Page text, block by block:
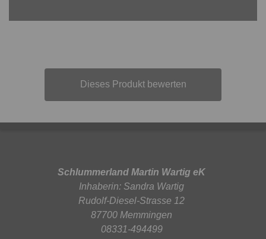
Dieses Produkt bewerten
Schlummerland Martin Wartig eK
Inhaberin: Sandra Wartig
Rudolf-Diesel-Strasse 12
87700 Memmingen
08331-494499